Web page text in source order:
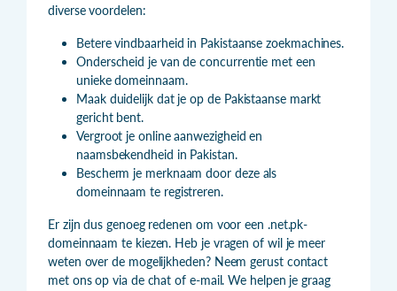
diverse voordelen:
Betere vindbaarheid in Pakistaanse zoekmachines.
Onderscheid je van de concurrentie met een
unieke domeinnaam.
Maak duidelijk dat je op de Pakistaanse markt
gericht bent.
Vergroot je online aanwezigheid en
naamsbekendheid in Pakistan.
Bescherm je merknaam door deze als
domeinnaam te registreren.
Er zijn dus genoeg redenen om voor een .net.pk-
domeinnaam te kiezen. Heb je vragen of wil je meer
weten over de mogelijkheden? Neem gerust contact
met ons op via de chat of e-mail. We helpen je graag